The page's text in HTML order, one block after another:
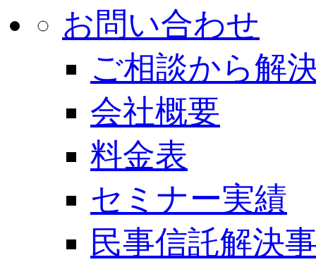
お問い合わせ
ご相談から解
会社概要
料金表
セミナー実績
民事信託解決